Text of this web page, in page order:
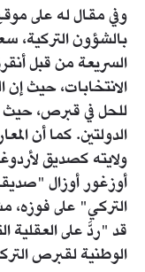
بالشؤون التركية،
السريعة من قبل
الانتخابات، حيث
للحل في قبرص، حيث
الدولتين. كما أن
ولايته كصديق
أوزغور أوزال
التركي" على فوزه،
قد "ردَّ على العقلية
الوطنية لقبرص